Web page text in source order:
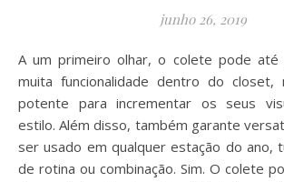
junho 26, 2019
A um primeiro olhar, o colete pode até parecer não ter
muita funcionalidade dentro do
potente para incrementar os seus
estilo. Além disso, também garante
ser usado em qualquer estação do ano,
de rotina ou combinação. Sim. O colete